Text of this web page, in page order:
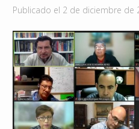
Publicado el 2 de diciembre de